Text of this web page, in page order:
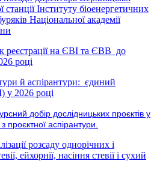
станції Інституту біоенергетичних
Національної академії
реєстрації на ЄВІ та ЄВВ до
році
й аспірантури: єдиний
у 2026 році
добір дослідницьких проєктів у
аспірантури.
розсаду однорічних і
ейхорнії, насіння стевії і сухий